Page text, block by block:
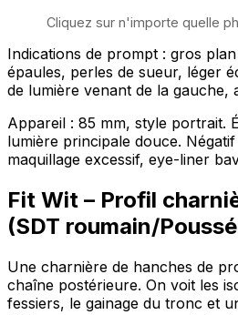
Cliquez sur n'importe quelle
Indications de prompt : gros
épaules, perles de sueur, léger
de lumière venant de la gauche,
Appareil : 85 mm, style portrait.
lumière principale douce.
maquillage excessif, eye-liner
Fit Wit – Profil
(SDT roumain/
Une charnière de hanches de
chaîne postérieure. On voit les
fessiers, le gainage du tronc et